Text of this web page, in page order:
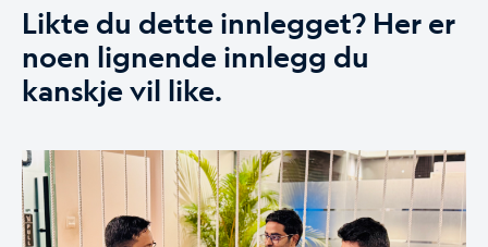
Likte du dette innlegget? Her er
noen lignende innlegg du
kanskje vil like.